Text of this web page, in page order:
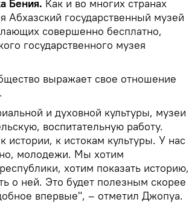
Бения. Как и во многих странах
государственный музей
совершенно бесплатно,
государственного музея
выражает свое отношение
и духовной культуры, музеи
воспитательную работу.
к истокам культуры. У нас
молодежи. Мы хотим
хотим показать историю,
о ней. Это будет полезным скорее
впервые", – отметил Джопуа.